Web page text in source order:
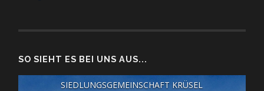
SO SIEHT ES BEI UNS AUS...
SIEDLUNGSGEMEINSCHAFT KRÜSEL